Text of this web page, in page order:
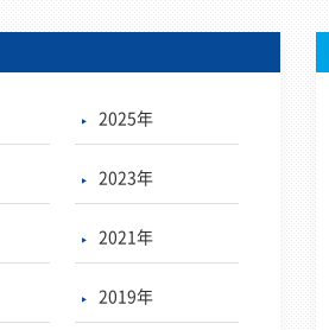
2025年
2023年
2021年
2019年